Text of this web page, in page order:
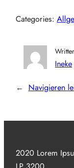
Categories:
Ineke
← Navigieren
2020 Lorem